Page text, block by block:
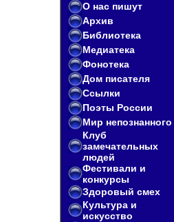
О нас пишут
Архив
Библиотека
Медиатека
Фонотека
Дом писателя
Ссылки
Поэты России
Мир непознанного
Клуб
замечательных
людей
Фестивали и
конкурсы
Здоровый смех
Культура и
искусство